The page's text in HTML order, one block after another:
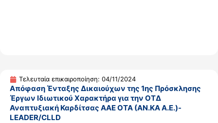
Τελευταία επικαιροποίηση: 04/11/2024
Απόφαση Ένταξης Δικαιούχων της 1ης Πρόσκλησης
Έργων Ιδιωτικού Χαρακτήρα για την ΟΤΔ
Αναπτυξιακή Καρδίτσας ΑΑΕ ΟΤΑ (ΑΝ.ΚΑ Α.Ε.)-
LEADER/CLLD